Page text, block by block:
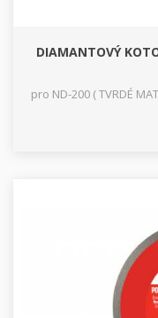
DIAMANTOVÝ
pro ND-200 ( TVRDÉ